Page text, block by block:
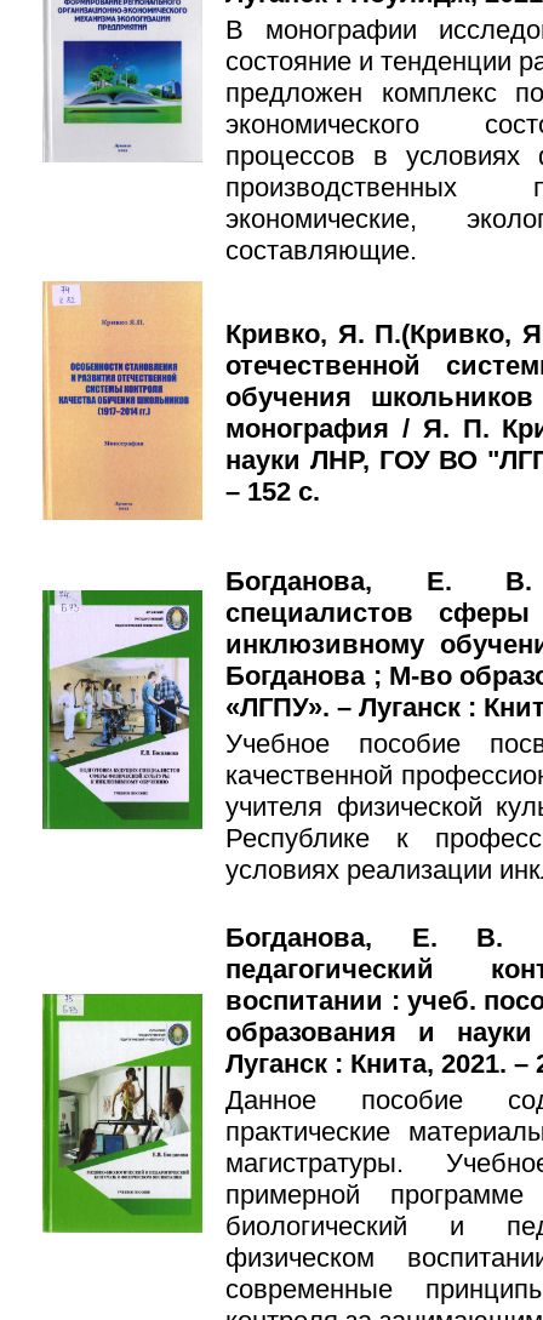
В монографии
состояние и тенденции
предложен комплекс
экономического
процессов в условиях
производственных
экономические,
составляющие.
Кривко, Я. П.(Кривко,
отечественной
обучения
монография / Я. П.
науки ЛНР, ГОУ ВО
– 152 с.
Богданова, Е. В.
специалистов
инклюзивному
Богданова ; М-во
«ЛГПУ». – Луганск :
Учебное пособие
качественной
учителя физической
Республике к
условиях реализации
Богданова, Е. В.
педагогический
воспитании : учеб.
образования и
Луганск : Книта, 2021. –
Данное пособие
практические
магистратуры.
примерной
биологический и
физическом
современные